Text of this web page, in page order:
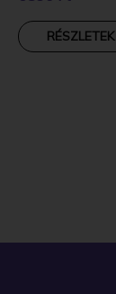
RÉSZLETEK